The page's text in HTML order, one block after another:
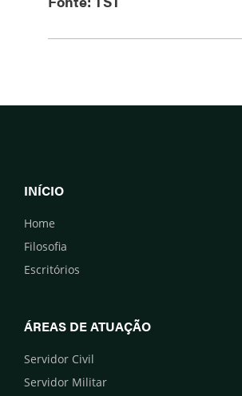
INÍCIO
Home
Filosofia
Escritórios
ÁREAS DE ATUAÇÃO
Servidor Civil
Servidor Militar